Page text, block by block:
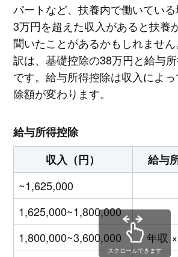
パートなど、扶養内で働いてい
3万円を超えた収入があると扶養
聞いたことがあるかもしれませ
訳は、基礎控除の38万円と給与
です。給与所得控除は収入によ
除額が変わります。
給与所得控除
収入（円）
給与
~1,625,000
1,625,000~1,800,000
1,800,000~3,600,000
年収
スクロールできます